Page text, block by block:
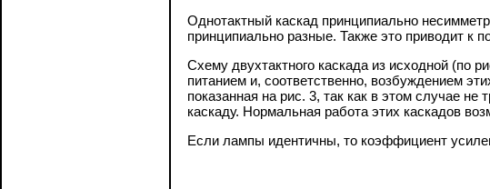
Однотактный каскад принципиально
принципиально разные. Также это приводит к
Схему двухтактного каскада из исходной (по
питанием и, соответственно, возбуждением
показанная на рис. 3, так как в этом случае
каскаду. Нормальная работа этих каскадов
Если лампы идентичны, то коэффициент